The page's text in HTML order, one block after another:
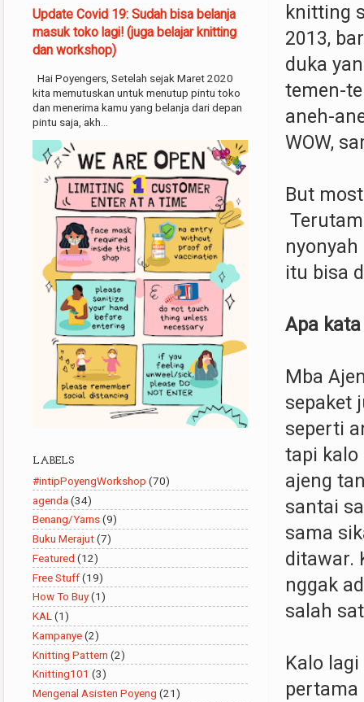
knitting
2013,
duka
temen-
aneh-
WOW,
But
itu bisa
Apa
Mba
sepaket
seperti
tapi kalo
ajeng
santai
sama
ditawar.
nggak
salah
Kalo
pertama
Update Covid 19: Sudah bisa belanja
masuk toko lagi! (juga belajar knitting
dan workshop)
Hai Poyengers, Setelah sejak Maret 2020
kita memutuskan untuk menutup pintu toko
dan menerima kamu yang belanja dari depan
pintu saja, akh...
LABELS
#intipPoyengWorkshop (70)
agenda (34)
Benang/Yarns(9)
Buku Merajut(7)
Featured (12)
Free Stuff(19)
How To Buy(1)
KAL (1)
Kampanye(2)
Knitting Pattern (2)
Knitting101 (3)
Mengenal Asisten Poyeng (21)